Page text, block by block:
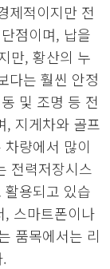
제적이지만 전
점이며, 납을
만, 황산의 누
다는 훨씬 안정
및 조명 등 전
, 지게차와 골프
량에서 많이
전력저장시스
용되고 있습
, 스마트폰이나
품목에서는 리